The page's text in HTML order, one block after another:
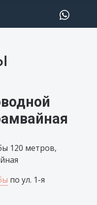
120 метров,
по ул. 1-я